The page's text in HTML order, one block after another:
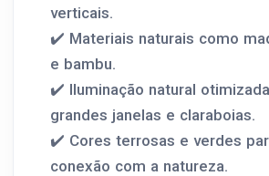
verticais.
✔️ Materiais naturais como
e bambu.
✔️ Iluminação natural
grandes janelas e claraboias.
✔️ Cores terrosas e verdes
conexão com a natureza.